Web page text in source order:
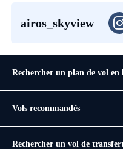
airos_skyview
Rechercher un plan de vol en
Vols recommandés
Rechercher un vol de